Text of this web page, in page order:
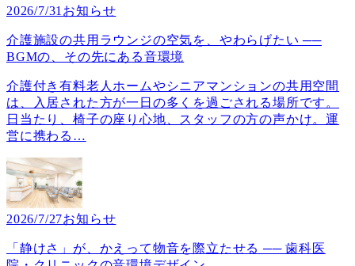
2026/7/31お知らせ
介護施設の共用ラウンジの空気を、やわらげたい ──
BGMの、その先にある音環境
介護付き有料老人ホームやシニアマンションの共用空間
は、入居された方が一日の多くを過ごされる場所です。
日当たり、椅子の座り心地、スタッフの方の声かけ。運
営に携わる …
2026/7/27お知らせ
「静けさ」が、かえって物音を際立たせる ── 歯科医